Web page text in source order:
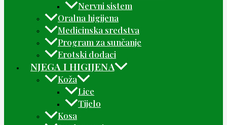
Nervni sistem
Oralna higijena
Medicinska sredstva
Program za sunčanje
Erotski dodaci
NJEGA I HIGIJENA
Koža
Lice
Tijelo
Kosa